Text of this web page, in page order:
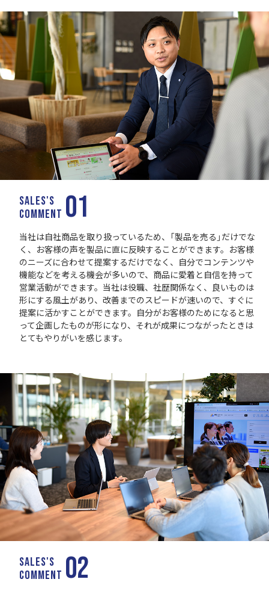
SALES'S
COMMENT 01
当社は自社商品を取り扱っているため、「製品を売る」だけでな
く、お客様の声を製品に直に反映することができます。お客様
のニーズに合わせて提案するだけでなく、自分でコンテンツや
機能などを考える機会が多いので、商品に愛着と自信を持って
営業活動ができます。当社は役職、社歴関係なく、良いものは
形にする風土があり、改善までのスピードが速いので、すぐに
提案に活かすことができます。自分がお客様のためになると思
って企画したものが形になり、それが成果につながったときは
とてもやりがいを感じます。
SALES'S
COMMENT 02